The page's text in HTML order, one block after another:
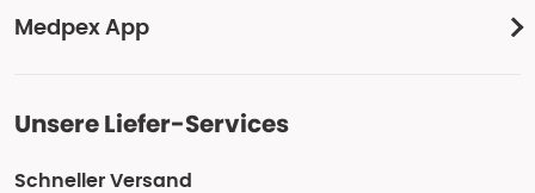
Medpex App
Unsere Liefer-Services
Schneller Versand